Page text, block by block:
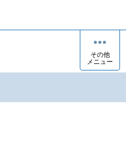
その他
メニュー